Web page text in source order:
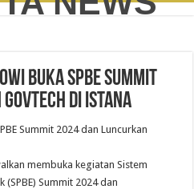
Buka SPBE Summit
di Istana
Summit 2024 dan Luncurkan
membuka kegiatan Sistem
Summit 2024 dan